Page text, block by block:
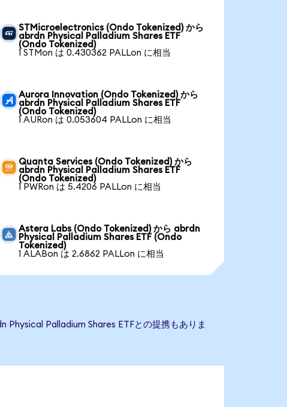
STMicroelectronics (Ondo Tokenized) から
abrdn Physical Palladium Shares ETF
(Ondo Tokenized)
1 STMon は 0.430362 PALLon に相当
Aurora Innovation (Ondo Tokenized) から
abrdn Physical Palladium Shares ETF
(Ondo Tokenized)
1 AURon は 0.053604 PALLon に相当
Quanta Services (Ondo Tokenized) から
abrdn Physical Palladium Shares ETF
(Ondo Tokenized)
1 PWRon は 5.4206 PALLon に相当
Astera Labs (Ondo Tokenized) から abrdn
Physical Palladium Shares ETF (Ondo
Tokenized)
1 ALABon は 2.6862 PALLon に相当
Physical Palladium Shares ETFとの提携もありま